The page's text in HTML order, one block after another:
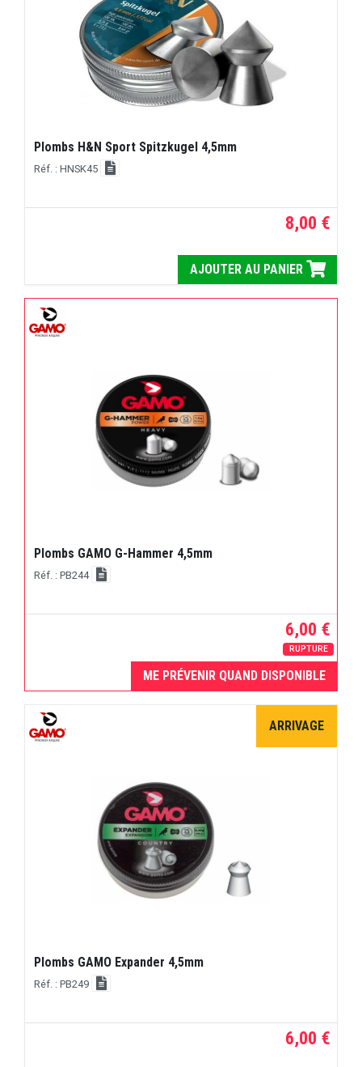
Plombs H&N Sport Spitzkugel 4,5mm
Réf. : HNSK45
8,00 €
AJOUTER AU PANIER
Plombs GAMO G-Hammer 4,5mm
Réf. : PB244
6,00 €
RUPTURE
ME PRÉVENIR QUAND DISPONIBLE
ARRIVAGE
Plombs GAMO Expander 4,5mm
Réf. : PB249
6,00 €